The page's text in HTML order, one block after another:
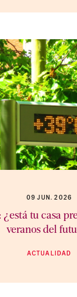
09 JUN. 2026
¿está tu casa
veranos del
ACTUALIDAD